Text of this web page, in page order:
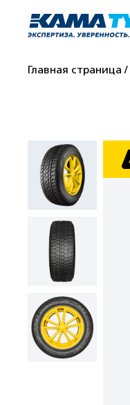
Главная страница